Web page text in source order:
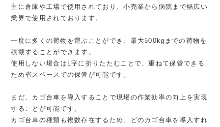
主に倉庫や工場で使用されており、小売業から病院まで幅広い
業界で使用されております。
一度に多くの荷物を運ぶことができ、最大500kgまでの荷物を
積載することができます。
使用しない場合はL字に折りたたむことで、重ねて保管できる
ため省スペースでの保管が可能です。
まだ、カゴ台車を導入することで現場の作業効率の向上を実現
することが可能です。
カゴ台車の種類も複数存在するため、どのカゴ台車を導入すれ